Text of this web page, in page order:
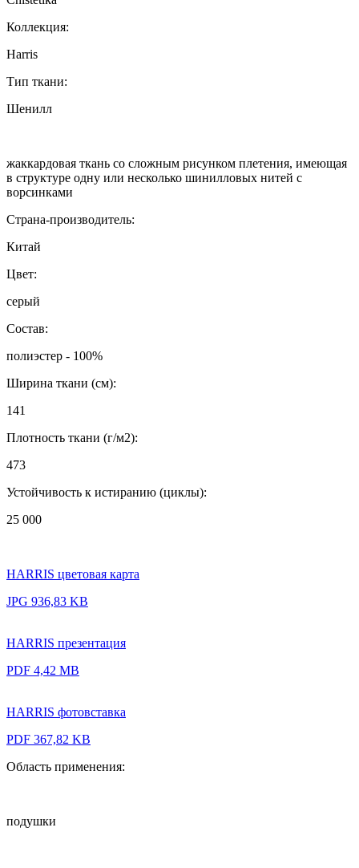
Коллекция:
Harris
Тип ткани:
Шенилл
жаккардовая ткань со сложным рисунком плетения, имеющая
в структуре одну или несколько шинилловых нитей с
ворсинками
Страна-производитель:
Китай
Цвет:
серый
Состав:
полиэстер - 100%
Ширина ткани (см):
141
Плотность ткани (г/м2):
473
Устойчивость к истиранию (циклы):
25 000
HARRIS цветовая карта
JPG 936,83 KB
HARRIS презентация
PDF 4,42 MB
HARRIS фотовставка
PDF 367,82 KB
Область применения:
подушки